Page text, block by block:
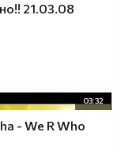
21.03.08
03:32
- We R Who